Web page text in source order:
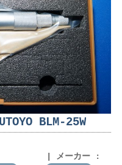
BLM-25W
メーカー :